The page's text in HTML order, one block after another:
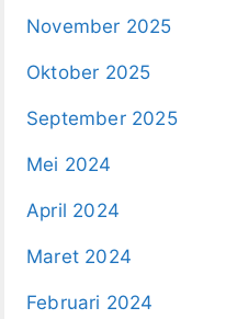
November 2025
Oktober 2025
September 2025
Mei 2024
April 2024
Maret 2024
Februari 2024